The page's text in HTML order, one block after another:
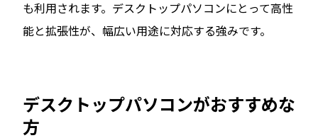
も利用されます。デスクトップパソコンにとって高性
能と拡張性が、幅広い用途に対応する強みです。
デスクトップパソコンがおすすめな
方